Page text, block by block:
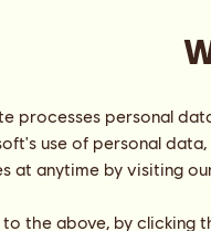
processes personal
use of personal data,
at anytime by visiting
the above, by clicking